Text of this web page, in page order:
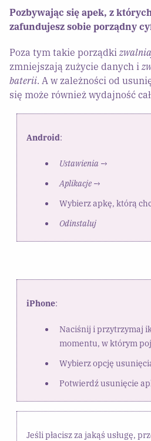
Pozbywając się apek, z
zafundujesz sobie porządny
Poza tym takie porządki
zmniejszają zużycie danych i
baterii. A w zależności od
się może również wydajność
Android:
Ustawienia→
Aplikacje→
Wybierz apkę, którą
Odinstaluj
iPhone:
Naciśnij i przytrzymaj
momentu, w którym
Wybierz opcję
Potwierdź usunięcie
Jeśli płacisz za jakąś usługę,